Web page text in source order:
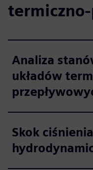
Analiza
układów
Skok